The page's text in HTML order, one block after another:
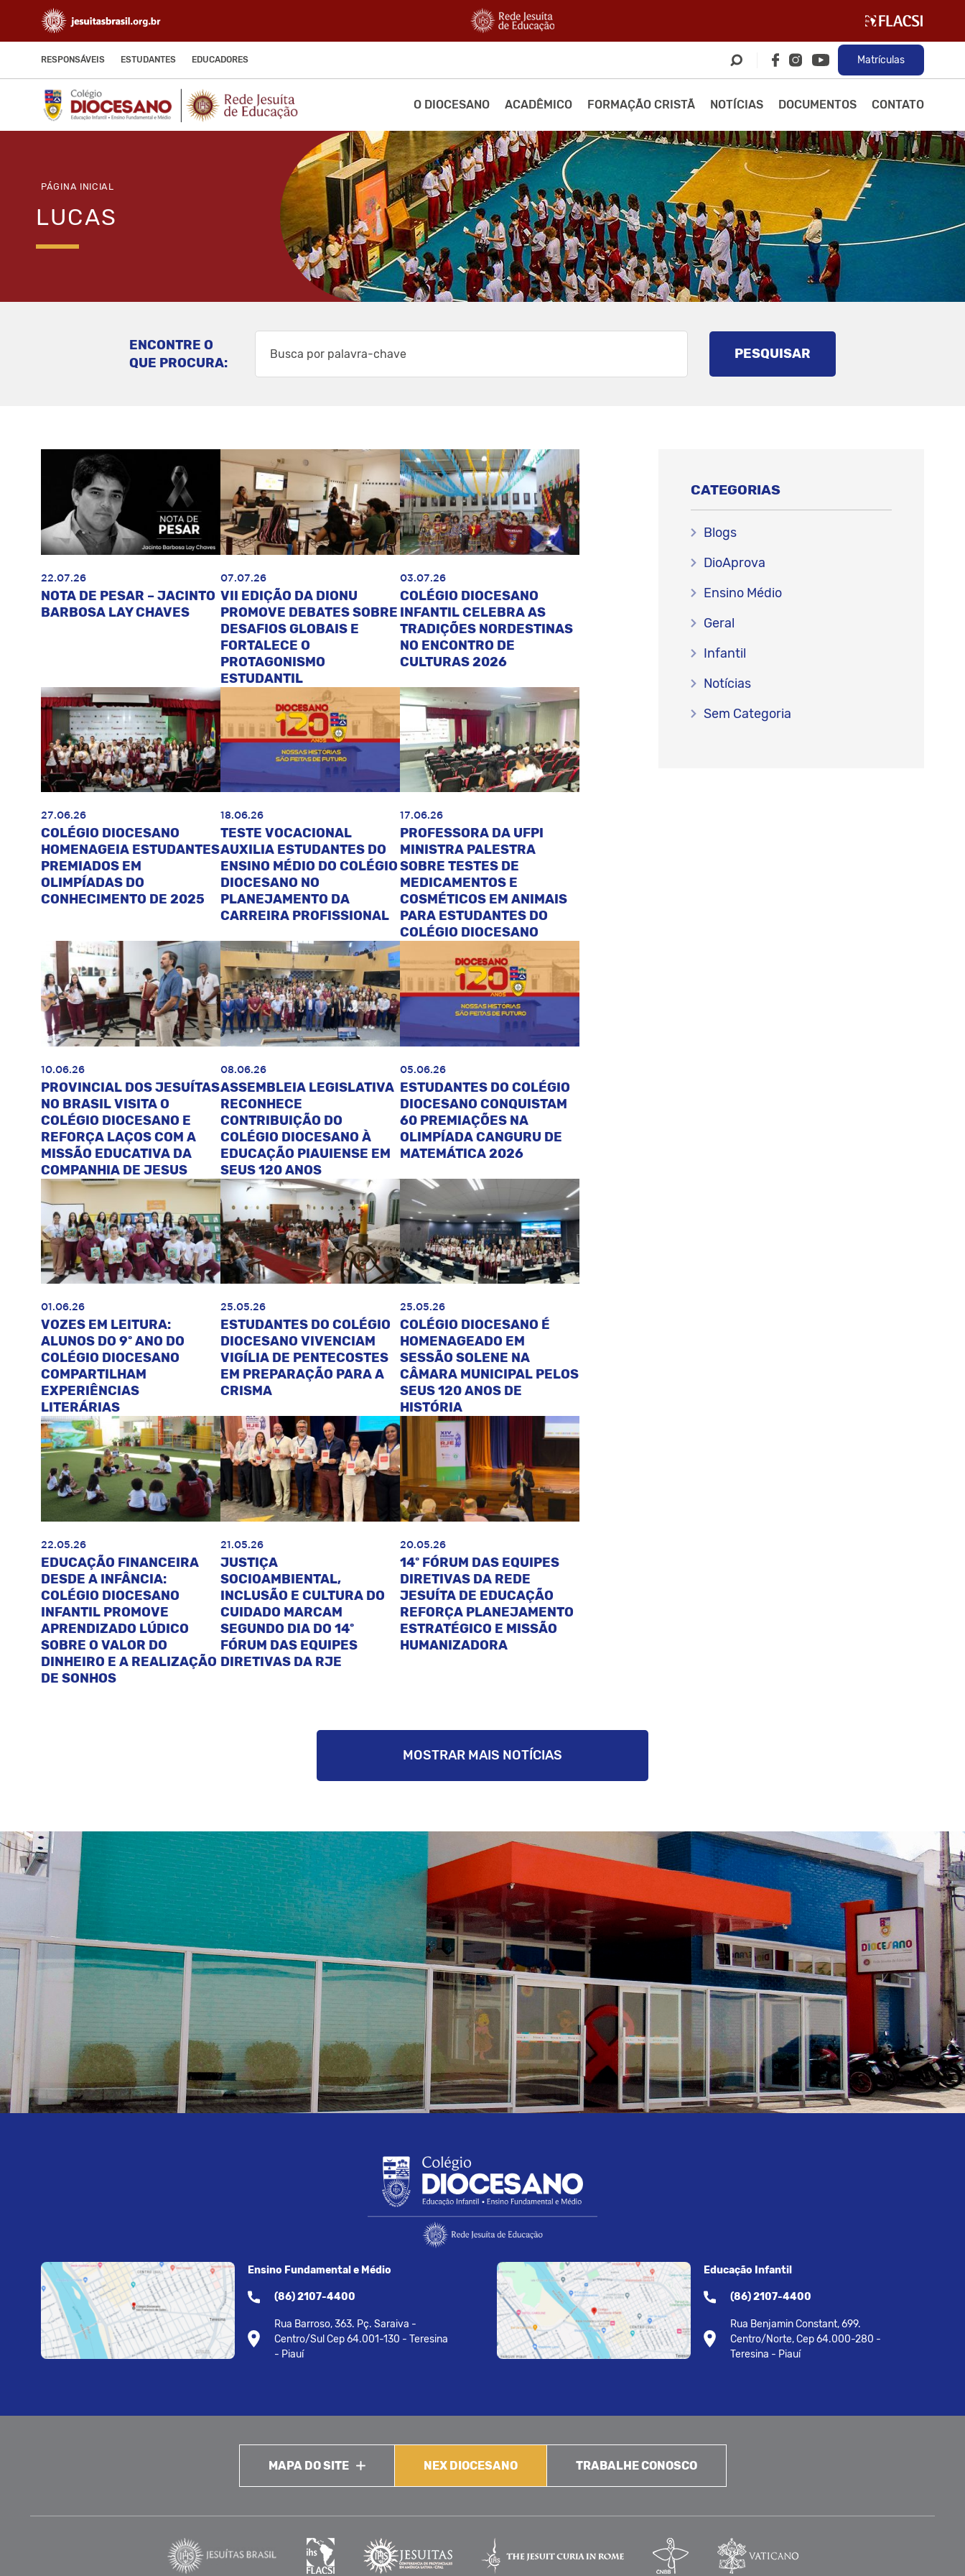
RESPONSÁVEIS ESTUDANTES EDUCADORES Matrículas
O DIOCESANO ACADÊMICO FORMAÇÃO CRISTÃ NOTÍCIAS DOCUMENTOS CONTATO
PÁGINA INICIAL
LUCAS
ENCONTRE O
QUE PROCURA:
PESQUISAR
22.07.26
NOTA DE PESAR – JACINTO
BARBOSA LAY CHAVES
07.07.26
VII EDIÇÃO DA DIONU
PROMOVE DEBATES SOBRE
DESAFIOS GLOBAIS E
FORTALECE O
PROTAGONISMO
ESTUDANTIL
03.07.26
COLÉGIO DIOCESANO
INFANTIL CELEBRA AS
TRADIÇÕES NORDESTINAS
NO ENCONTRO DE
CULTURAS 2026
27.06.26
COLÉGIO DIOCESANO
HOMENAGEIA ESTUDANTES
PREMIADOS EM
OLIMPÍADAS DO
CONHECIMENTO DE 2025
18.06.26
TESTE VOCACIONAL
AUXILIA ESTUDANTES DO
ENSINO MÉDIO DO COLÉGIO
DIOCESANO NO
PLANEJAMENTO DA
CARREIRA PROFISSIONAL
17.06.26
PROFESSORA DA UFPI
MINISTRA PALESTRA
SOBRE TESTES DE
MEDICAMENTOS E
COSMÉTICOS EM ANIMAIS
PARA ESTUDANTES DO
COLÉGIO DIOCESANO
10.06.26
PROVINCIAL DOS JESUÍTAS
NO BRASIL VISITA O
COLÉGIO DIOCESANO E
REFORÇA LAÇOS COM A
MISSÃO EDUCATIVA DA
COMPANHIA DE JESUS
08.06.26
ASSEMBLEIA LEGISLATIVA
RECONHECE
CONTRIBUIÇÃO DO
COLÉGIO DIOCESANO À
EDUCAÇÃO PIAUIENSE EM
SEUS 120 ANOS
05.06.26
ESTUDANTES DO COLÉGIO
DIOCESANO CONQUISTAM
60 PREMIAÇÕES NA
OLIMPÍADA CANGURU DE
MATEMÁTICA 2026
01.06.26
VOZES EM LEITURA:
ALUNOS DO 9º ANO DO
COLÉGIO DIOCESANO
COMPARTILHAM
EXPERIÊNCIAS
LITERÁRIAS
25.05.26
ESTUDANTES DO COLÉGIO
DIOCESANO VIVENCIAM
VIGÍLIA DE PENTECOSTES
EM PREPARAÇÃO PARA A
CRISMA
25.05.26
COLÉGIO DIOCESANO É
HOMENAGEADO EM
SESSÃO SOLENE NA
CÂMARA MUNICIPAL PELOS
SEUS 120 ANOS DE
HISTÓRIA
22.05.26
EDUCAÇÃO FINANCEIRA
DESDE A INFÂNCIA:
COLÉGIO DIOCESANO
INFANTIL PROMOVE
APRENDIZADO LÚDICO
SOBRE O VALOR DO
DINHEIRO E A REALIZAÇÃO
DE SONHOS
21.05.26
JUSTIÇA
SOCIOAMBIENTAL,
INCLUSÃO E CULTURA DO
CUIDADO MARCAM
SEGUNDO DIA DO 14º
FÓRUM DAS EQUIPES
DIRETIVAS DA RJE
20.05.26
14º FÓRUM DAS EQUIPES
DIRETIVAS DA REDE
JESUÍTA DE EDUCAÇÃO
REFORÇA PLANEJAMENTO
ESTRATÉGICO E MISSÃO
HUMANIZADORA
CATEGORIAS
Blogs
DioAprova
Ensino Médio
Geral
Infantil
Notícias
Sem Categoria
MOSTRAR MAIS NOTÍCIAS
Ensino Fundamental e Médio
(86) 2107-4400
Rua Barroso, 363. Pç. Saraiva -
Centro/Sul Cep 64.001-130 - Teresina
- Piauí
Educação Infantil
(86) 2107-4400
Rua Benjamin Constant, 699.
Centro/Norte, Cep 64.000-280 -
Teresina - Piauí
MAPA DO SITE NEX DIOCESANO TRABALHE CONOSCO